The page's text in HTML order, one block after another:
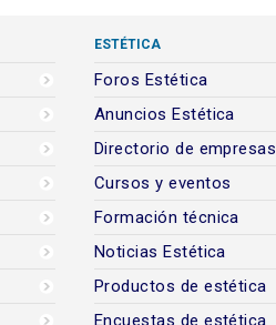
ESTÉTICA
Foros Estética
Anuncios Estética
Directorio de empresas
Cursos y eventos
Formación técnica
Noticias Estética
Productos de estética
Encuestas de estética